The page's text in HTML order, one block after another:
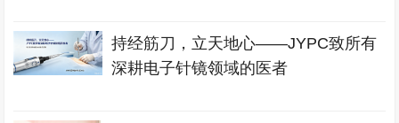
持经筋刀，立天地心——JYPC致所有
深耕电子针镜领域的医者